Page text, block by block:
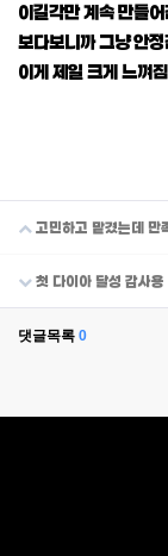
이길각만 계속 만들
보다보니까 그냥 안
이게 제일 크게 느껴
고민하고 맡겼는데 만
첫 다이아 달성 감사용
댓글목록 0